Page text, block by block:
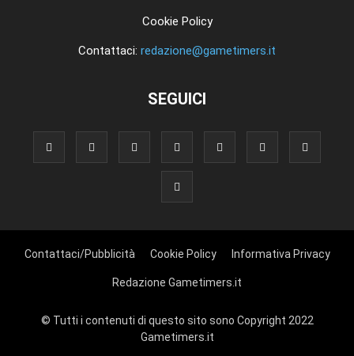
Cookie Policy
Contattaci: redazione@gametimers.it
SEGUICI
Contattaci/Pubblicità Cookie Policy Informativa Privacy
Redazione Gametimers.it
© Tutti i contenuti di questo sito sono Copyright 2022
Gametimers.it